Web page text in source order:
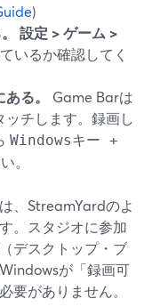
)
設定 > ゲーム >
いるか確認してく
る。
Game Barは
チします。録画し
Windowsキー +
。
、StreamYardのよ
。スタジオに参加
デスクトップ・ブ
が「録画可
要がありません。